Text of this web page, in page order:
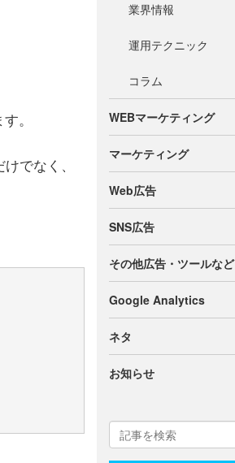
。
でなく、
業界情報
運用テクニック
コラム
WEBマーケティング
マーケティング
Web広告
SNS広告
その他広告・ツールなど
Google Analytics
ネタ
お知らせ